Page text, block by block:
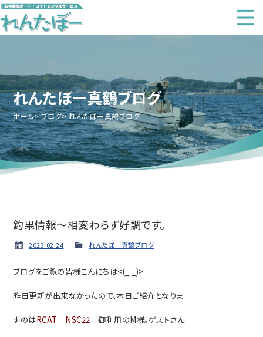
れんたぼー真鶴ブログ
ホーム ブログ れんたぼー真鶴ブログ
釣果情報～相変わらず好調です。
2023.02.24 れんたぼー真鶴ブログ
ブログをご覧の皆様こんにちは<(_ _)>
昨日更新が出来なかったので、本日ご紹介となりま
すのはRCAT NSC22御利用のM様。ゲストさん